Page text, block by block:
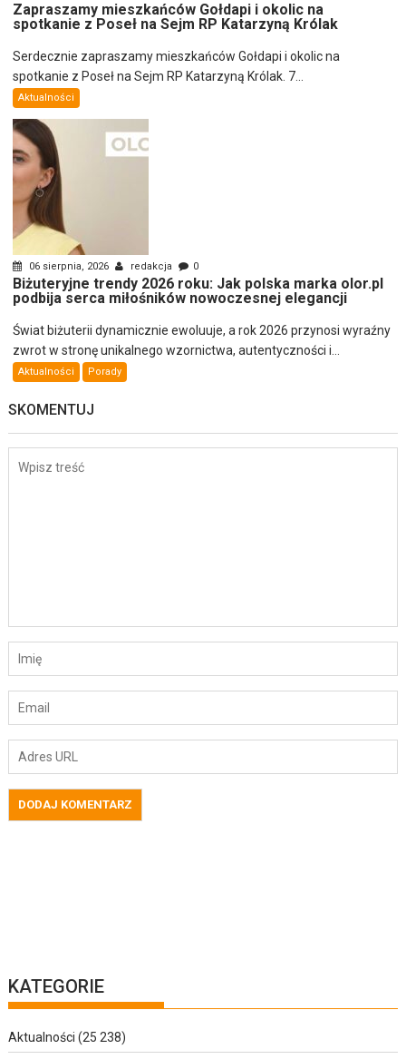
Zapraszamy mieszkańców Gołdapi i okolic na
spotkanie z Poseł na Sejm RP Katarzyną Królak
Serdecznie zapraszamy mieszkańców Gołdapi i okolic na
spotkanie z Poseł na Sejm RP Katarzyną Królak. 7...
Aktualności
06 sierpnia, 2026 redakcja 0
Biżuteryjne trendy 2026 roku: Jak polska marka olor.pl
podbija serca miłośników nowoczesnej elegancji
Świat biżuterii dynamicznie ewoluuje, a rok 2026 przynosi wyraźny
zwrot w stronę unikalnego wzornictwa, autentyczności i...
Aktualności Porady
SKOMENTUJ
KATEGORIE
Aktualności (25 238)